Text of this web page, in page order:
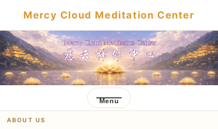
Mercy Cloud Meditation Center
Menu
ABOUT US